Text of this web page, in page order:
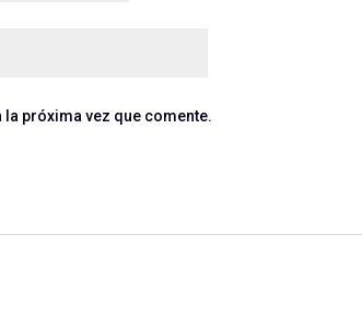
próxima vez que comente.